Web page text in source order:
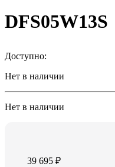
DFS05W13S
Доступно:
Нет в наличии
Нет в наличии
39 695₽